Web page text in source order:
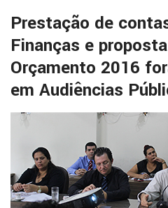
Prestação de
Finanças e
Orçamento 2016
em Audiências